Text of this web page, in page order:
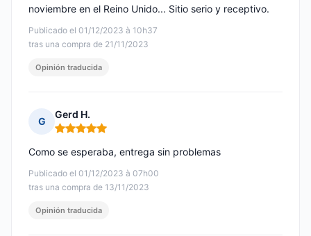
Publicado el 01/12/2023 à 10h37
tras una compra de 21/11/2023
noviembre en el Reino Unido... Sitio serio y receptivo.
Opinión traducida
G
Gerd H.
Nota: 5 de 5
Publicado el 01/12/2023 à 07h00
tras una compra de 13/11/2023
Como se esperaba, entrega sin problemas
Opinión traducida